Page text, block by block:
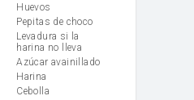
huevos
Pepitas de choco
Levadura si la
harina no lleva
Azúcar avainillado
harina
cebolla